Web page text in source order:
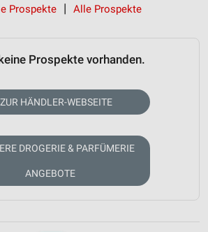
Prospekte
Alle Prospekte
Prospekte vorhanden.
ZUR HÄNDLER-WEBSEITE
DROGERIE & PARFÜMERIE
ANGEBOTE